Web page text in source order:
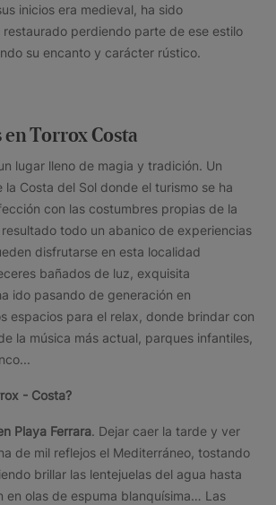
inicios era medieval, ha sido
restaurado perdiendo parte de ese estilo
su encanto y carácter rústico.
Torrox Costa
lugar lleno de magia y tradición. Un
la Costa del Sol donde el turismo se ha
con las costumbres propias de la
todo un abanico de experiencias
disfrutarse en esta localidad
bañados de luz, exquisita
ido pasando de generación en
espacios para el relax, donde brindar con
la música más actual, parques infantiles,
- Costa?
Playa Ferrara. Dejar caer la tarde y ver
de mil reflejos el Mediterráneo, tostando
brillar las lentejuelas del agua hasta
en olas de espuma blanquísima… Las